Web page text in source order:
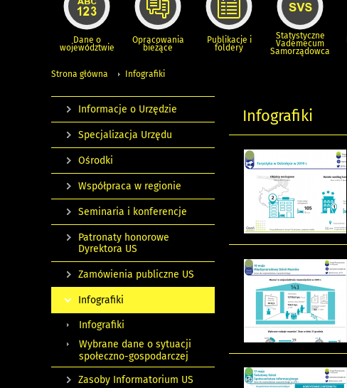
Dane o
województwie
Opracowania
bieżące
Publikacje i
foldery
Statystyczne
Vademecum
Samorządowca
Strona główna Infografiki
Infografiki
Informacje o Urzędzie
Specjalizacja Urzędu
Ośrodki
Współpraca w regionie
Seminaria i konferencje
Patronaty honorowe
Dyrektora US
Zamówienia publiczne US
Infografiki
Infografiki
Wybrane dane o sytuacji
społeczno-gospodarczej
Zasoby Informatorium US